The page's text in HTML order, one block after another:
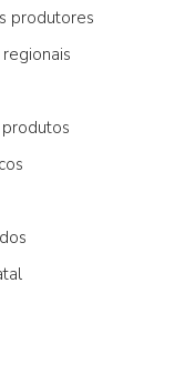
produtores